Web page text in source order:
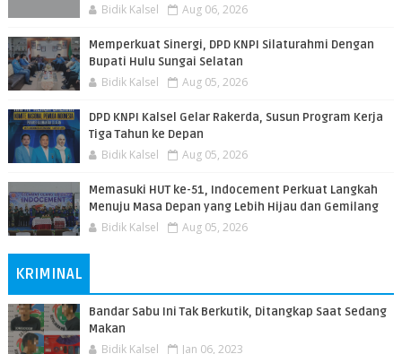
Bidik Kalsel Aug 06, 2026
Memperkuat Sinergi, DPD KNPI Silaturahmi Dengan
Bupati Hulu Sungai Selatan
Bidik Kalsel Aug 05, 2026
DPD KNPI Kalsel Gelar Rakerda, Susun Program Kerja
Tiga Tahun ke Depan
Bidik Kalsel Aug 05, 2026
Memasuki HUT ke-51, Indocement Perkuat Langkah
Menuju Masa Depan yang Lebih Hijau dan Gemilang
Bidik Kalsel Aug 05, 2026
KRIMINAL
Bandar Sabu Ini Tak Berkutik, Ditangkap Saat Sedang
Makan
Bidik Kalsel Jan 06, 2023